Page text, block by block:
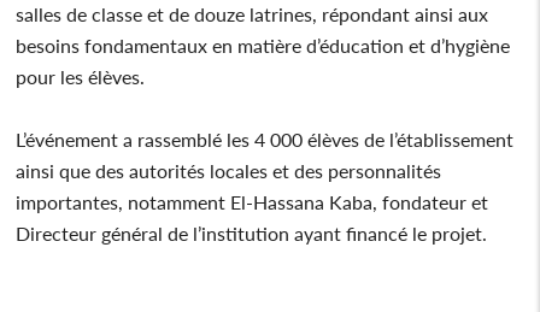
salles de classe et de douze latrines, répondant ainsi aux
besoins fondamentaux en matière d’éducation et d’hygiène
pour les élèves.
L’événement a rassemblé les 4 000 élèves de l’établissement
ainsi que des autorités locales et des personnalités
importantes, notamment El-Hassana Kaba, fondateur et
Directeur général de l’institution ayant financé le projet.